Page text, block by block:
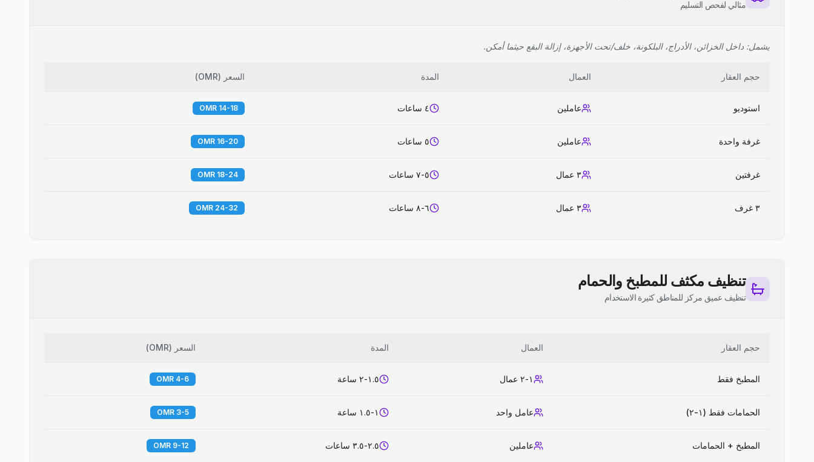
مثالي لفحص التسليم
يشمل: داخل الخزائن، الأدراج، البلكونة، خلف/تحت الأجهزة، إزالة البقع حيثما أمكن.
حجم العقار العمال المدة السعر (
OMR
)
استوديو عاملين ٤ ساعات 14-18 OMR
غرفة واحدة عاملين ٥ ساعات 16-20 OMR
غرفتين ٣ عمال ٥-٧ ساعات 18-24 OMR
٣ غرف ٣ عمال ٦-٨ ساعات 24-32 OMR
تنظيف مكثف للمطبخ والحمام
تنظيف عميق مركز للمناطق كثيرة الاستخدام
حجم العقار العمال المدة السعر (
OMR
)
المطبخ فقط ١-٢ عمال ١.٥-٢ ساعة 4-6 OMR
الحمامات فقط (١-٢) عامل واحد ١-١.٥ ساعة 3-5 OMR
المطبخ + الحمامات عاملين ٢.٥-٣.٥ ساعات 9-12 OMR